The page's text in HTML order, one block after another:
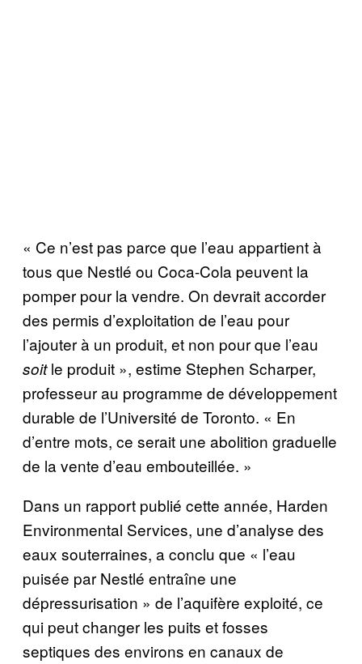
« Ce n’est pas parce que l’eau appartient à
tous que Nestlé ou Coca-Cola peuvent la
pomper pour la vendre. On devrait accorder
des permis d’exploitation de l’eau pour
l’ajouter à un produit, et non pour que l’eau
soitle produit », estime Stephen Scharper,
professeur au programme de développement
durable de l’Université de Toronto. « En
d’entre mots, ce serait une abolition graduelle
de la vente d’eau embouteillée. »
Dans un rapport publié cette année, Harden
Environmental Services, une d’analyse des
eaux souterraines, a conclu que « l’eau
puisée par Nestlé entraîne une
dépressurisation » de l’aquifère exploité, ce
qui peut changer les puits et fosses
septiques des environs en canaux de